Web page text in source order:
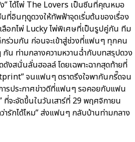
” ได้ไพ่ The Lovers เป็นซีนที่คุณหมอ
ที่อินทุดูดวงให้ทัพฟ้าจุดเริ่มต้นของเรื่อง
เลือกไพ่ Lucky ไพ่พิเศษที่เป็นรูปคู่กัน ทีม
ร่วมกัน ก่อนจะเข้าสู่ช่วงที่แฟนๆ ทุกคน
น ท่ามกลางความหวานฉ่ำกับบทสรุปดวง
งสนั่นลั่นฮอลล์ โดยเฉพาะฉากสุดท้ายที่
จนแฟนๆ ตราตรึงใจพากันกรี๊ดจน
ารประกาศข่าวดีที่แฟนๆ รอคอยกับแฟน
จะจัดขึ้นในวันเสาร์ที่ 29 พฤศจิกายน
ารักได้ไหม” ส่งแฟนๆ กลับบ้านท่ามกลาง